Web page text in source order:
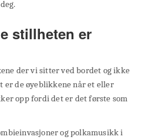
stillheten er
der vi sitter ved bordet og ikke
er de øyeblikkene når et eller
opp fordi det er det første som
og polkamusikk i